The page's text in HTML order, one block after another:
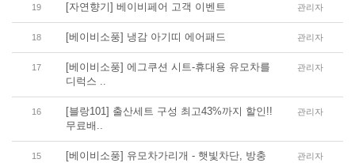
19 [자연향기] 베이비페어 고객 이벤트 관리자
18 [베이비소풍] 냉감 아기띠 에어패드 관리자
17
[베이비소풍] 에그쿠션 시트-휴대용 유모차를
디럭스 ..
관리자
16
[블랑101] 출산세트 구성 최고43%까지 할인!!
무료배..
관리자
15
[베이비소풍] 유모차가리개 - 햇빛차단, 방충
관리자